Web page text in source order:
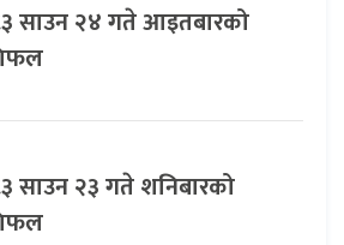
साउन २४ गते आइतबारको
साउन २३ गते शनिबारको